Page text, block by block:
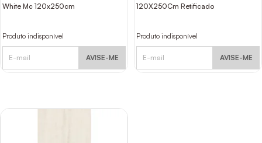
White Mc 120x250cm
Produto indisponível
AVISE-ME
120X250Cm Retificado
Produto indisponível
AVISE-ME